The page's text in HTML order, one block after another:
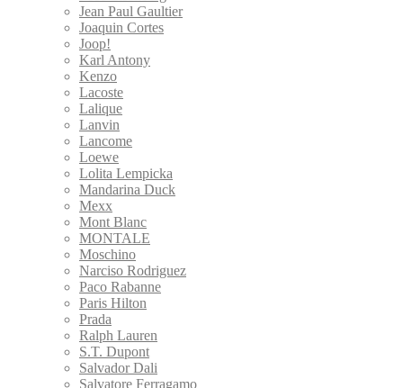
Jean Paul Gaultier
Joaquin Cortes
Joop!
Karl Antony
Kenzo
Lacoste
Lalique
Lanvin
Lancome
Loewe
Lolita Lempicka
Mandarina Duck
Mexx
Mont Blanc
MONTALE
Moschino
Narciso Rodriguez
Paco Rabanne
Paris Hilton
Prada
Ralph Lauren
S.T. Dupont
Salvador Dali
Salvatore Ferragamo